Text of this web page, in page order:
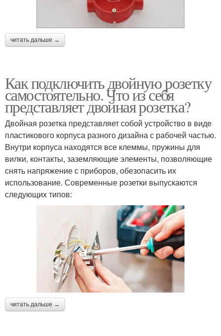
читать дальше →
Как подключить двойную розетку
самостоятельно. Что из себя
представляет двойная розетка?
Двойная розетка представляет собой устройство в виде
пластикового корпуса разного дизайна с рабочей частью.
Внутри корпуса находятся все клеммы, пружины для
вилки, контакты, заземляющие элементы, позволяющие
снять напряжение с приборов, обезопасить их
использование. Современные розетки выпускаются
следующих типов:
читать дальше →